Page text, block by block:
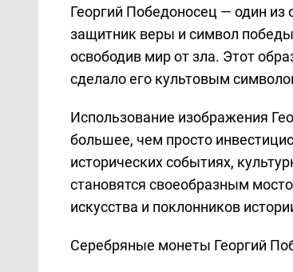
Георгий Победоносец — один
защитник веры и символ
освободив мир от зла. Этот
сделало его культовым
Использование изображения
большее, чем просто
исторических событиях,
становятся своеобразным
искусства и поклонников
Серебряные монеты Георгий